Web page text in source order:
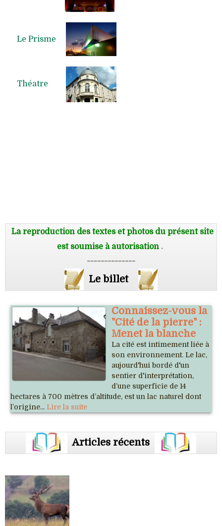
Le Prisme
Théatre
La reproduction des textes et photos du présent site
est soumise à autorisation.
--------------
Le billet
Connaissez-vous la
"Cité de la pierre" :
Menet la blanche
La cité est intimement liée à
son environnement. Le lac,
aujourd'hui bordé d'un
sentier d'interprétation,
d’une superficie de 14
hectares à 700 mètres d’altitude, est un lac naturel dont
l’origine... Lire la suite
Articles récents